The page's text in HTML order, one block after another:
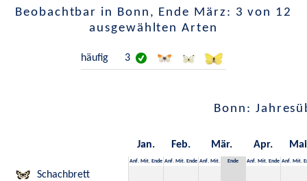
Beobachtbar in Bonn, Ende März: 3 von 12
ausgewählten Arten
häufig 3
Bonn:
Jan. Feb. Mär. Apr. Mai
Anf. Mit. Ende Anf. Mit. Ende Anf. Mit. Ende Anf. Mit. Ende Anf. Mit.
Schachbrett